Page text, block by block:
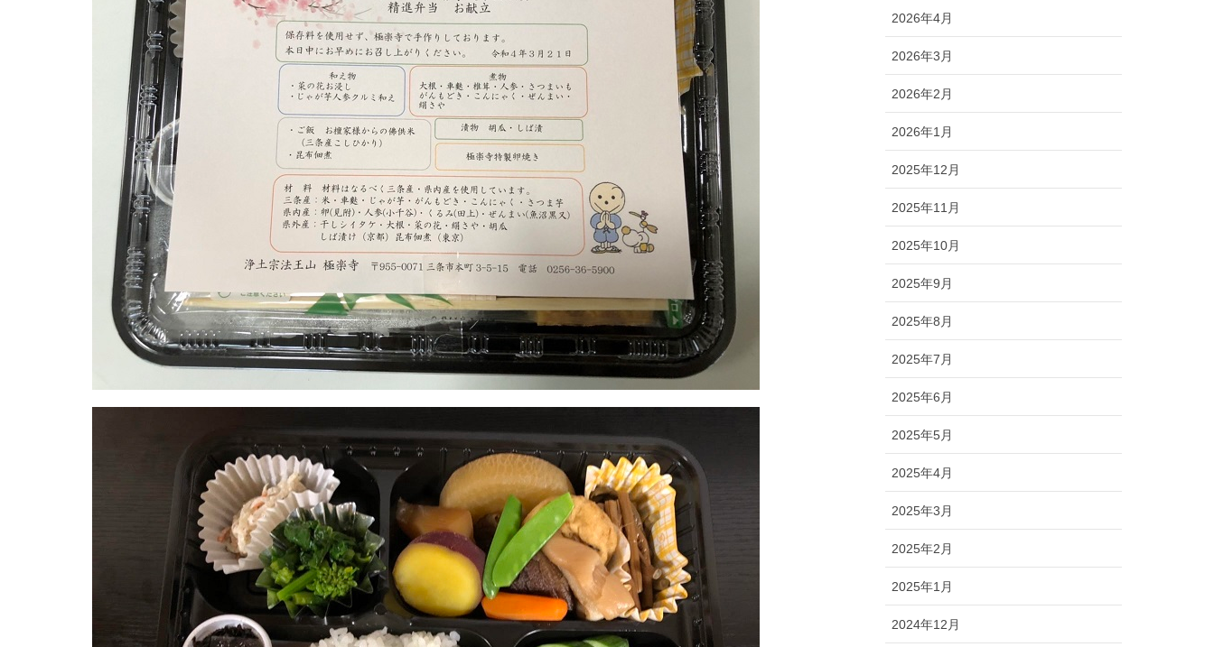
2026年4月
2026年3月
2026年2月
2026年1月
2025年12月
2025年11月
2025年10月
2025年9月
2025年8月
2025年7月
2025年6月
2025年5月
2025年4月
2025年3月
2025年2月
2025年1月
2024年12月